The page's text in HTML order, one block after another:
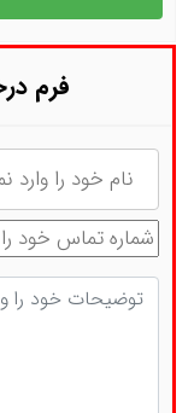
فرم
نام
شماره تماس
توضیحات